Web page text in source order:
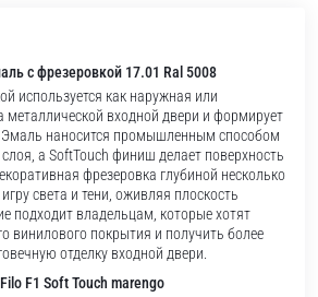
с фрезеровкой 17.01 Ral 5008
используется как наружная или
металлической входной двери и формирует
Эмаль наносится промышленным способом
а SoftTouch финиш делает поверхность
фрезеровка глубиной несколько
света и тени, оживляя плоскость
подходит владельцам, которые хотят
винилового покрытия и получить более
отделку входной двери.
F1 Soft Touch marengo